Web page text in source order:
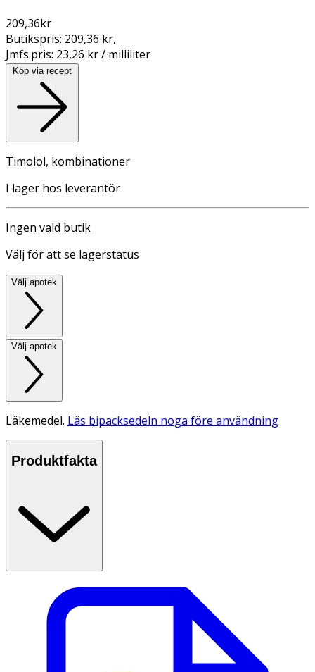
209,36kr
Butikspris: 209,36 kr,
Jmfs.pris: 23,26 kr / milliliter
Köp via recept
Timolol, kombinationer
I lager hos leverantör
Ingen vald butik
Välj för att se lagerstatus
Välj apotek
Välj apotek
Läkemedel. Läs bipacksedeln noga före användning
Produktfakta